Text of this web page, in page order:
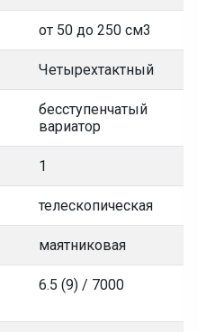
от 50 до 250 см3
Четырехтактный
бесступенчатый
вариатор
1
телескопическая
маятниковая
6.5 (9) / 7000